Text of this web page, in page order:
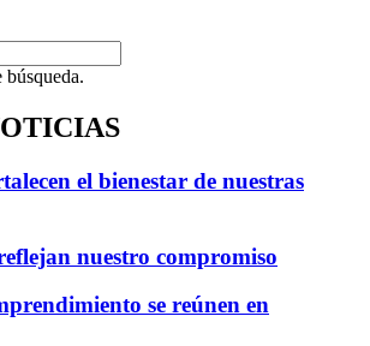
búsqueda.
el bienestar de nuestras
nuestro compromiso
se reúnen en